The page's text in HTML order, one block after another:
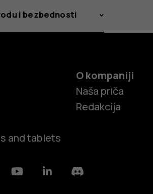
i bezbednosti
and tablets
O kompaniji
Naša priča
Redakcija
YoutubeLinkedinDiscord